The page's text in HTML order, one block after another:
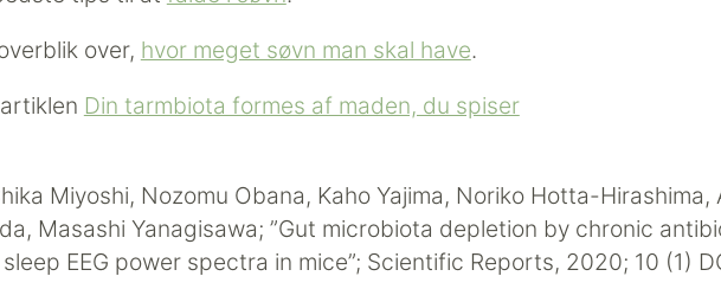
over, hvor meget søvn man skal have.
Din tarmbiota formes af maden, du spiser
Miyoshi, Nozomu Obana, Kaho Yajima, Noriko Hotta-Hirashima,
Masashi Yanagisawa; ”Gut microbiota depletion by chronic
EEG power spectra in mice”; Scientific Reports, 2020; 10 (1)